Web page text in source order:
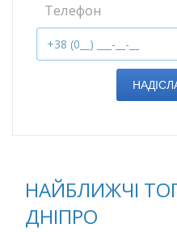
Телефон
НАЙБЛИЖЧІ
ДНІПРО